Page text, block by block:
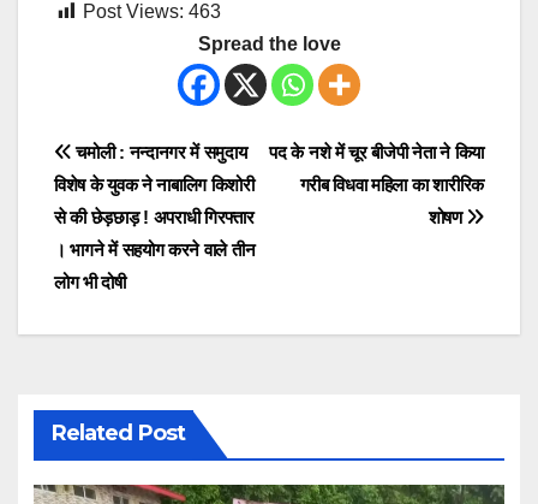
Post Views: 463
Spread the love
Post
navigation
पद के नशे में चूर बीजेपी नेता ने किया
गरीब विधवा महिला का शारीरिक
शोषण
चमोली : नन्दानगर में समुदाय
विशेष के युवक ने नाबालिग किशोरी
से की छेड़छाड़ ! अपराधी गिरफ्तार
। भागने में सहयोग करने वाले तीन
लोग भी दोषी
Related Post